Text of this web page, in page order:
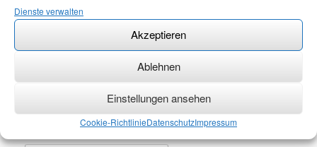
Dienste verwalten
Akzeptieren
Ablehnen
Einstellungen ansehen
Cookie-RichtlinieDatenschutzImpressum
Name, E-Mail-Adresse und Website in diesem Browser für
meinen nächsten Kommentar speichern.